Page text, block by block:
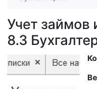
Учет займов
8.3